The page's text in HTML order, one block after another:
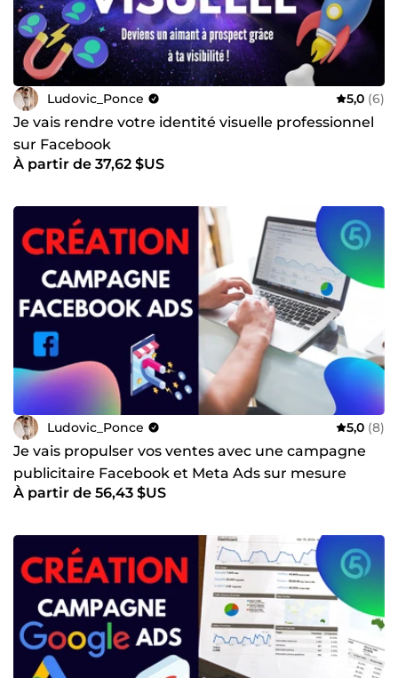
utilisateur et la conversion. 💬 Prêt à passer au niveau
supérieur ? Contactez-moi directement via le bouton de
messagerie. Décrivez-moi votre projet et vos objectifs, je
vous réponds rapidement pour que nous puissions
analyser ensemble la meilleure direction à prendre. À tout
de suite, Ludovic.
Ludovic_Ponce 5,0 (6)
Je vais rendre votre identité visuelle professionnel
sur Facebook
À partir de 37,62 $US
Ludovic_Ponce 5,0 (8)
Je vais propulser vos ventes avec une campagne
publicitaire Facebook et Meta Ads sur mesure
À partir de 56,43 $US